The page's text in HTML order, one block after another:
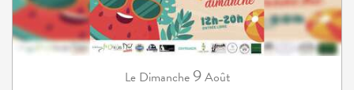
Le Dimanche9Août